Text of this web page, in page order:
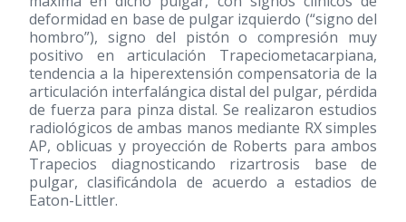
deformidad en base de pulgar izquierdo (“signo del
hombro”), signo del pistón o compresión muy
positivo en articulación Trapeciometacarpiana,
tendencia a la hiperextensión compensatoria de la
articulación interfalángica distal del pulgar, pérdida
de fuerza para pinza distal. Se realizaron estudios
radiológicos de ambas manos mediante RX simples
AP, oblicuas y proyección de Roberts para ambos
Trapecios diagnosticando rizartrosis base de
pulgar, clasificándola de acuerdo a estadios de
Eaton-Littler.